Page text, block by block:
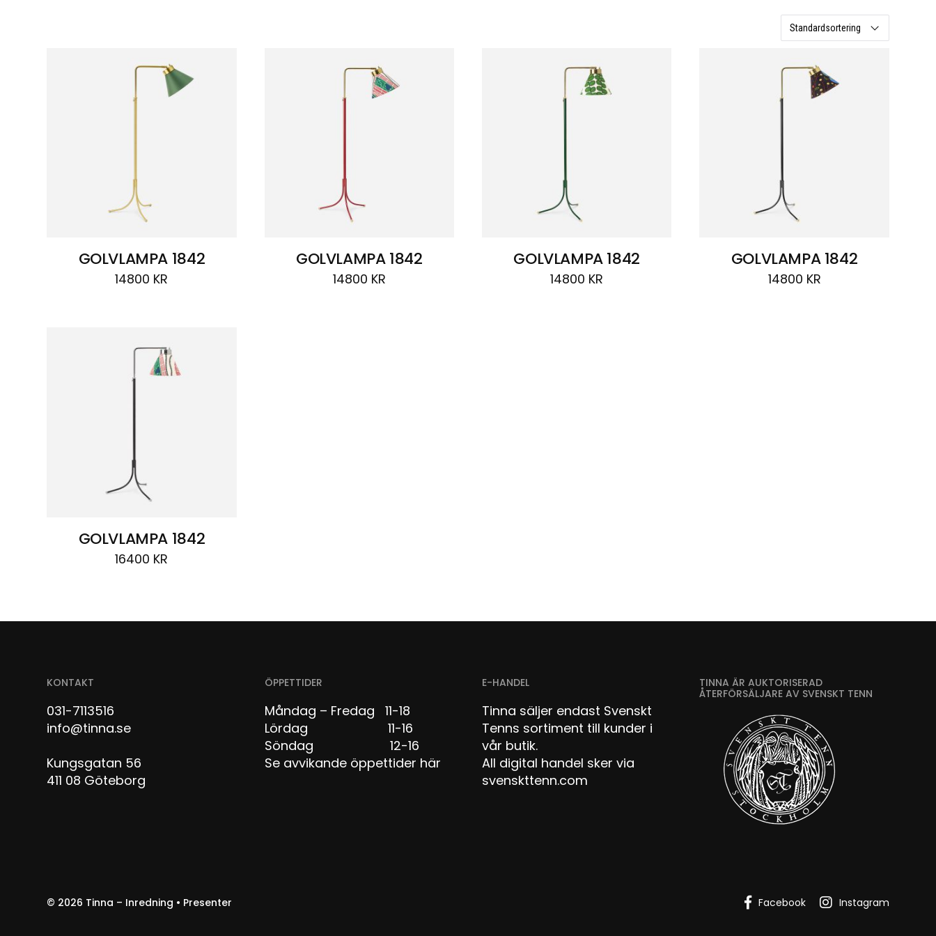
GOLVLAMPA 1842
14800 KR
GOLVLAMPA 1842
14800 KR
GOLVLAMPA 1842
14800 KR
GOLVLAMPA 1842
14800 KR
GOLVLAMPA 1842
16400 KR
KONTAKT
031-7113516
info@tinna.se
Kungsgatan 56
411 08 Göteborg
ÖPPETTIDER
Måndag – Fredag 11-18
Lördag 11-16
Söndag 12-16
Se avvikande öppettider här
E-HANDEL
Tinna säljer endast Svenskt
Tenns sortiment till kunder i
vår butik.
All digital handel sker via
svenskttenn.com
TINNA ÄR AUKTORISERAD
ÅTERFÖRSÄLJARE AV SVENSKT TENN
© 2026 Tinna – Inredning • Presenter Facebook Instagram